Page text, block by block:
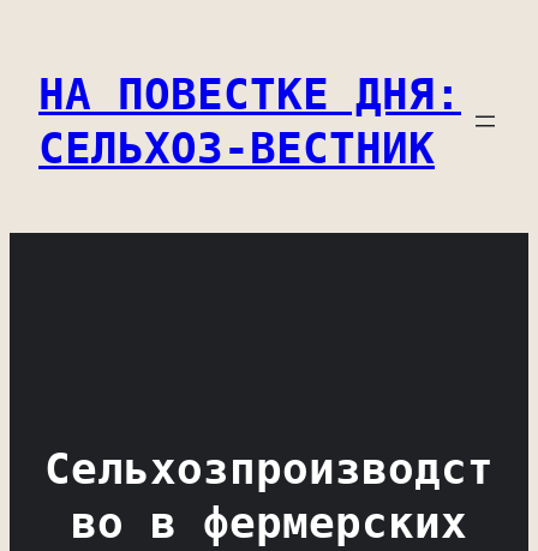
содержимому
НА ПОВЕСТКЕ ДНЯ:
СЕЛЬХОЗ-ВЕСТНИК
Сельхозпроизводст
во в фермерских